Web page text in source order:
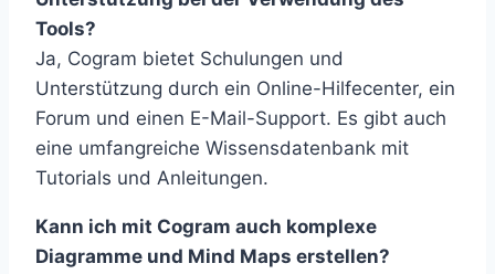
Tools?
Ja, Cogram bietet Schulungen und
Unterstützung durch ein Online-Hilfecenter, ein
Forum und einen E-Mail-Support. Es gibt auch
eine umfangreiche Wissensdatenbank mit
Tutorials und Anleitungen.
Kann ich mit Cogram auch komplexe
Diagramme und Mind Maps erstellen?